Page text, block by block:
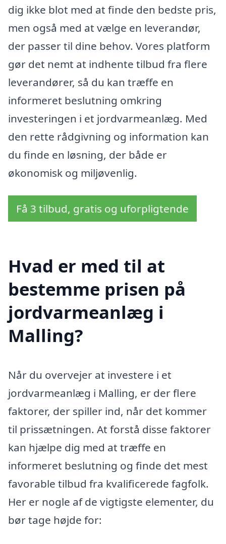
dig ikke blot med at finde den bedste pris,
men også med at vælge en leverandør,
der passer til dine behov. Vores platform
gør det nemt at indhente tilbud fra flere
leverandører, så du kan træffe en
informeret beslutning omkring
investeringen i et jordvarmeanlæg. Med
den rette rådgivning og information kan
du finde en løsning, der både er
økonomisk og miljøvenlig.
Få 3 tilbud, gratis og uforpligtende
Hvad er med til at
bestemme prisen på
jordvarmeanlæg i
Malling?
Når du overvejer at investere i et
jordvarmeanlæg i Malling, er der flere
faktorer, der spiller ind, når det kommer
til prissætningen. At forstå disse faktorer
kan hjælpe dig med at træffe en
informeret beslutning og finde det mest
favorable tilbud fra kvalificerede fagfolk.
Her er nogle af de vigtigste elementer, du
bør tage højde for: